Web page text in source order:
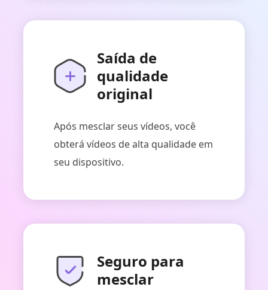
Saída de
qualidade
original
Após mesclar seus vídeos, você
obterá vídeos de alta qualidade em
seu dispositivo.
Seguro para
mesclar